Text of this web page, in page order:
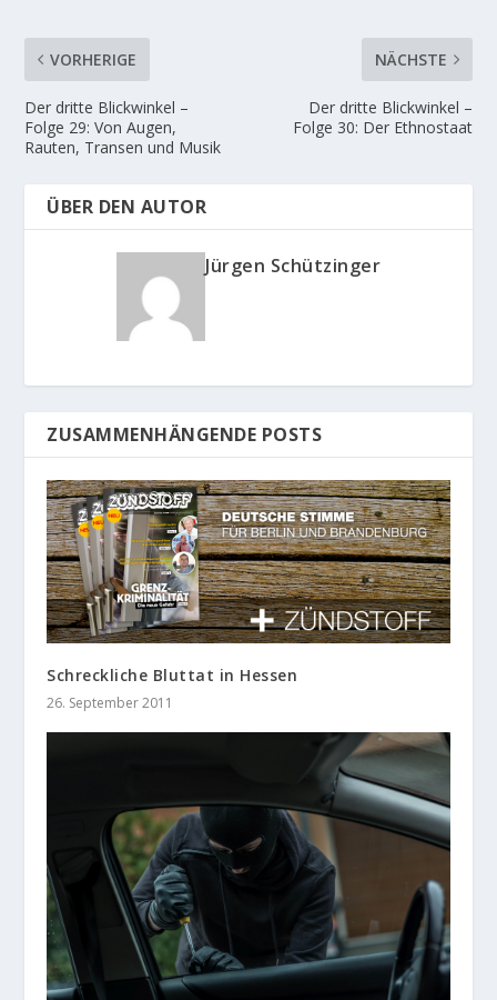
VORHERIGE
Der dritte Blickwinkel –
Folge 29: Von Augen,
Rauten, Transen und Musik
NÄCHSTE
Der dritte Blickwinkel –
Folge 30: Der Ethnostaat
ÜBER DEN AUTOR
Jürgen Schützinger
ZUSAMMENHÄNGENDE POSTS
Schreckliche Bluttat in Hessen
26. September 2011